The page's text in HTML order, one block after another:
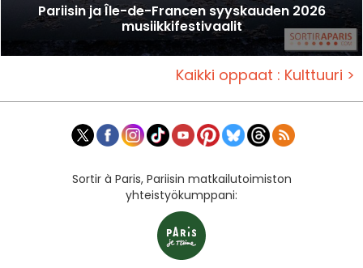
Pariisin ja Île-de-Francen syyskauden 2026
musiikkifestivaalit
Kaikki oppaat : Kulttuuri >
Sortir à Paris, Pariisin matkailutoimiston
yhteistyökumppani: